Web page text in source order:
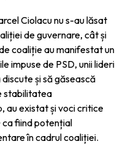
Ciolacu nu s-au lăsat
de guvernare, cât și
coaliție au manifestat un
impuse de PSD, unii lideri
discute și să găsească
stabilitatea
au existat și voci critice
ca fiind potențial
în cadrul coaliției.